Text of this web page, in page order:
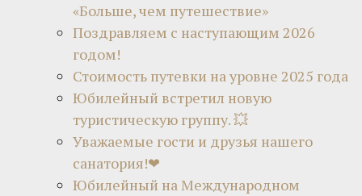
«Больше, чем путешествие»
Поздравляем с наступающим 2026
годом!
Стоимость путевки на уровне 2025 года
Юбилейный встретил новую
туристическую группу. 💥
Уважаемые гости и друзья нашего
санатория!❤
Юбилейный на Международном